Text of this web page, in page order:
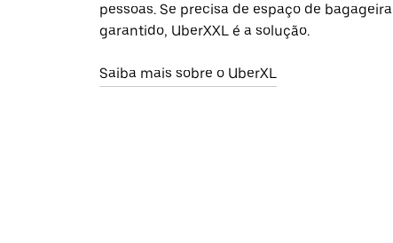
pessoas. Se precisa de espaço de bagageira
garantido, UberXXL é a solução.
Saiba mais sobre o UberXL